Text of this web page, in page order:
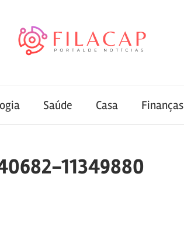
Saúde Casa Finanças
11349880